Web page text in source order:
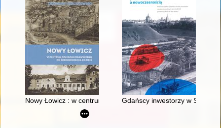
Nowy Łowicz : w centrum poligonu drawskiego od
Gdańscy inwestorzy w